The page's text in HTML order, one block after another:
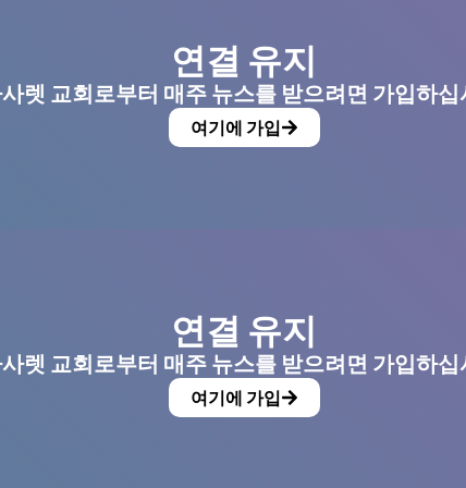
연결 유지
렛 교회로부터 매주 뉴스를 받으려면 가입하십
여기에 가입
연결 유지
렛 교회로부터 매주 뉴스를 받으려면 가입하십
여기에 가입